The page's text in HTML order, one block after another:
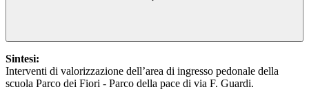
Sintesi:
Interventi di valorizzazione dell’area di ingresso pedonale della
scuola Parco dei Fiori - Parco della pace di via F. Guardi.